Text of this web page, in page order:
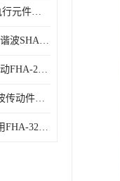
哈默纳科 AC伺服执行元件扁平型SHA系列
日本HD机夹机械手谐波SHA32A120CG-B12B
日本HD电刷谐波传动FHA-25C-50-E250-C
工件定位点固焊谐波传动件哈默纳科CSF-45-100-2UH
五轴机床功能与应用FHA-32C-50-US250